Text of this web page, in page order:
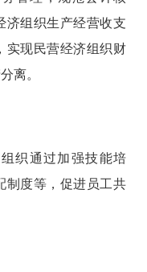
济组织生产经营收支
实现民营经济组织财
离。
通过加强技能培
制度等，促进员工共